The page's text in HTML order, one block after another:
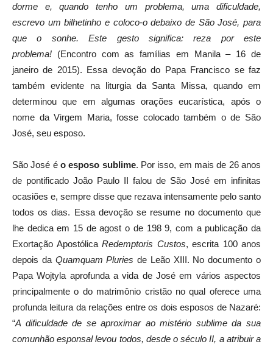
dorme e, quando tenho um problema, uma dificuldade,
escrevo um bilhetinho e coloco-o debaixo de São José, para
que o sonhe. Este gesto significa: reza por este
problema! (Encontro com as famílias em Manila – 16 de
janeiro de 2015). Essa devoção do Papa Francisco se faz
também evidente na liturgia da Santa Missa, quando em
determinou que em algumas orações eucarística, após o
nome da Virgem Maria, fosse colocado também o de São
José, seu esposo.
São José é o esposo sublime. Por isso, em mais de 26 anos
de pontificado João Paulo II falou de São José em infinitas
ocasiões e, sempre disse que rezava intensamente pelo santo
todos os dias. Essa devoção se resume no documento que
lhe dedica em 15 de agost o de 198 9, com a publicação da
Exortação Apostólica Redemptoris Custos, escrita 100 anos
depois da Quamquam Pluries de Leão XIII. No documento o
Papa Wojtyla aprofunda a vida de José em vários aspectos
principalmente o do matrimônio cristão no qual oferece uma
profunda leitura da relações entre os dois esposos de Nazaré:
“A dificuldade de se aproximar ao mistério sublime da sua
comunhão esponsal levou todos, desde o século II, a atribuir a